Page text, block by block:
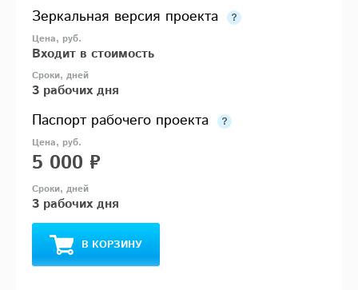
Зеркальная версия проекта
Входит в стоимость
3 рабочих дня
Паспорт рабочего проекта
5 000 ₽
3 рабочих дня
В КОРЗИНУ